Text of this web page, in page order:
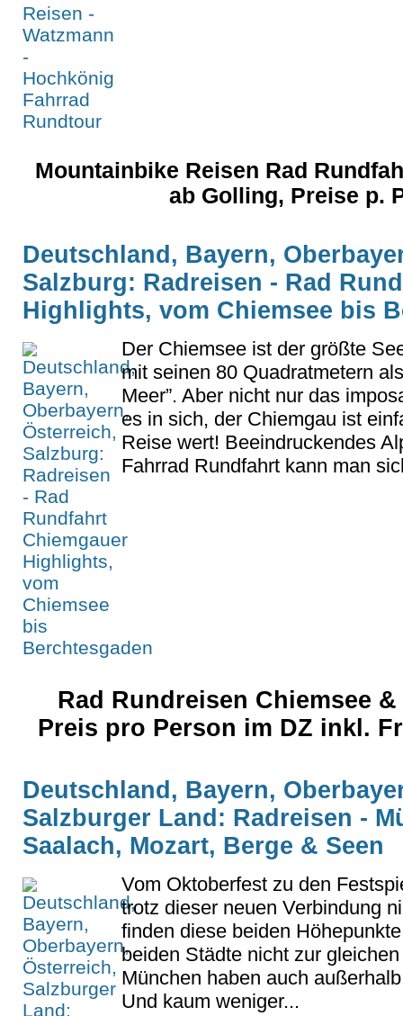
Mountainbike Reisen Rad
ab Golling, Preise p.
Deutschland, Bayern,
Salzburg: Radreisen - Rad
Highlights, vom Chiemsee bis
Der Chiemsee ist der größte
mit seinen 80 Quadratmetern
Meer”. Aber nicht nur das
es in sich, der Chiemgau ist
Reise wert! Beeindruckendes
Fahrrad Rundfahrt kann man
Rad Rundreisen Chiemsee
Preis pro Person im DZ inkl.
Deutschland, Bayern,
Salzburger Land: Radreisen -
Saalach, Mozart, Berge & Seen
Vom Oktoberfest zu den
trotz dieser neuen Verbindung
finden diese beiden
beiden Städte nicht zur
München haben auch
Und kaum weniger...